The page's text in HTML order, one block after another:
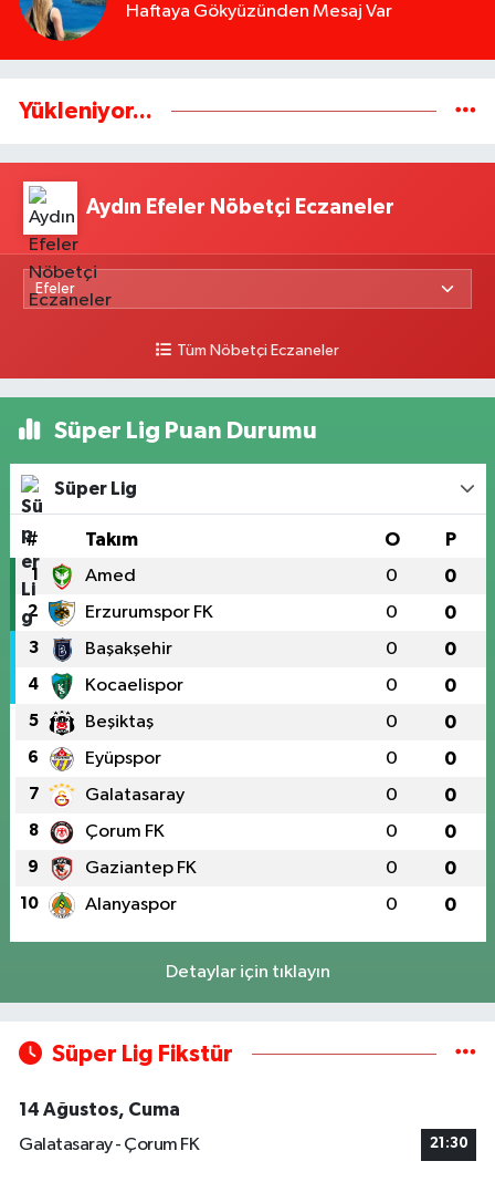
Haftaya Gökyüzünden Mesaj Var
Yükleniyor...
Aydın Efeler Nöbetçi Eczaneler
Tüm Nöbetçi Eczaneler
Süper Lig Puan Durumu
Süper Lig
# Takım O P
1 Amed 0 0
2 Erzurumspor FK 0 0
3 Başakşehir 0 0
4 Kocaelispor 0 0
5 Beşiktaş 0 0
6 Eyüpspor 0 0
7 Galatasaray 0 0
8 Çorum FK 0 0
9 Gaziantep FK 0 0
10 Alanyaspor 0 0
Detaylar için tıklayın
Süper Lig Fikstür
14 Ağustos, Cuma
Galatasaray - Çorum FK
21:30